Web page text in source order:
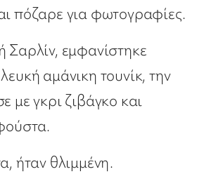
πόζαρε για φωτογραφίες.
εμφανίστηκε
αμάνικη τουνίκ, την
με γκρι ζιβάγκο και
ήταν θλιμμένη.